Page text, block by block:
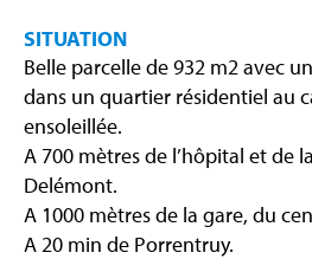
SITUATION
Belle parcelle de 932 m2 avec
dans un quartier résidentiel au
ensoleillée.
A 700 mètres de l’hôpital et de
Delémont.
A 1000 mètres de la gare, du
A 20 min de Porrentruy.